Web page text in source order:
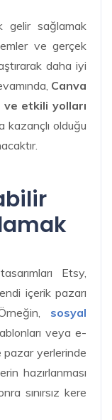
gelir sağlamak
ve gerçek
daha iyi
Canva
etkili yolları
kazançlı olduğu
Etsy,
içerik pazarı
sosyal
veya e-
pazar yerlerinde
hazırlanması
sınırsız kere